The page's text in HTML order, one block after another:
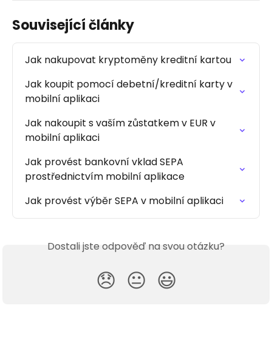
Související články
Jak nakupovat kryptoměny kreditní kartou
Jak koupit pomocí debetní/kreditní karty v
mobilní aplikaci
Jak nakoupit s vaším zůstatkem v EUR v
mobilní aplikaci
Jak provést bankovní vklad SEPA
prostřednictvím mobilní aplikace
Jak provést výběr SEPA v mobilní aplikaci
Dostali jste odpověď na svou otázku?
😞 😐 😃